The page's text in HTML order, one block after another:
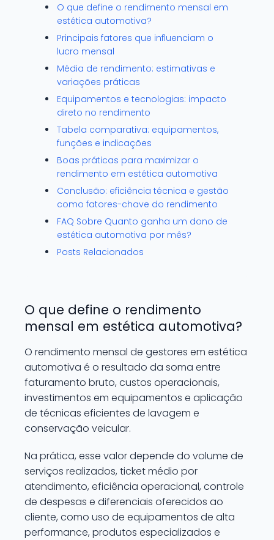
O que define o rendimento mensal em
estética automotiva?
Principais fatores que influenciam o
lucro mensal
Média de rendimento: estimativas e
variações práticas
Equipamentos e tecnologias: impacto
direto no rendimento
Tabela comparativa: equipamentos,
funções e indicações
Boas práticas para maximizar o
rendimento em estética automotiva
Conclusão: eficiência técnica e gestão
como fatores-chave do rendimento
FAQ Sobre Quanto ganha um dono de
estética automotiva por mês?
Posts Relacionados
O que define o rendimento
mensal em estética automotiva?
O rendimento mensal de gestores em estética
automotiva é o resultado da soma entre
faturamento bruto, custos operacionais,
investimentos em equipamentos e aplicação
de técnicas eficientes de lavagem e
conservação veicular.
Na prática, esse valor depende do volume de
serviços realizados, ticket médio por
atendimento, eficiência operacional, controle
de despesas e diferenciais oferecidos ao
cliente, como uso de equipamentos de alta
performance, produtos especializados e